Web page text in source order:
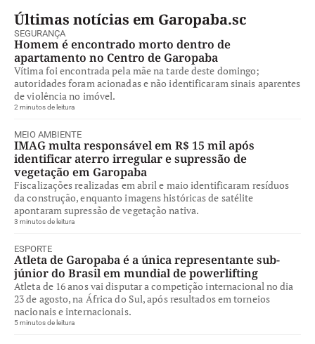
Últimas notícias em Garopaba.sc
SEGURANÇA
Homem é encontrado morto dentro de
apartamento no Centro de Garopaba
Vítima foi encontrada pela mãe na tarde deste domingo;
autoridades foram acionadas e não identificaram sinais aparentes
de violência no imóvel.
2 minutos de leitura
MEIO AMBIENTE
IMAG multa responsável em R$ 15 mil após
identificar aterro irregular e supressão de
vegetação em Garopaba
Fiscalizações realizadas em abril e maio identificaram resíduos
da construção, enquanto imagens históricas de satélite
apontaram supressão de vegetação nativa.
3 minutos de leitura
ESPORTE
Atleta de Garopaba é a única representante sub-
júnior do Brasil em mundial de powerlifting
Atleta de 16 anos vai disputar a competição internacional no dia
23 de agosto, na África do Sul, após resultados em torneios
nacionais e internacionais.
5 minutos de leitura